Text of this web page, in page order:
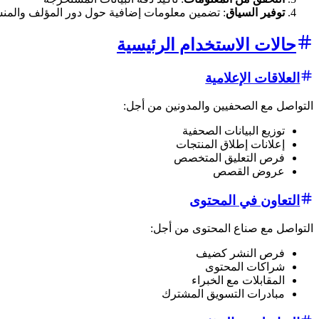
توفير السياق: تضمين معلومات إضافية حول دور المؤلف
حالات الاستخدام الرئيسية
العلاقات الإعلامية
التواصل مع الصحفيين والمدونين من أجل:
توزيع البيانات الصحفية
إعلانات إطلاق المنتجات
فرص التعليق المتخصص
عروض القصص
التعاون في المحتوى
التواصل مع صناع المحتوى من أجل:
فرص النشر كضيف
شراكات المحتوى
المقابلات مع الخبراء
مبادرات التسويق المشترك